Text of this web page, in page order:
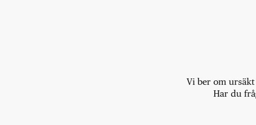
Vi ber om
Har du